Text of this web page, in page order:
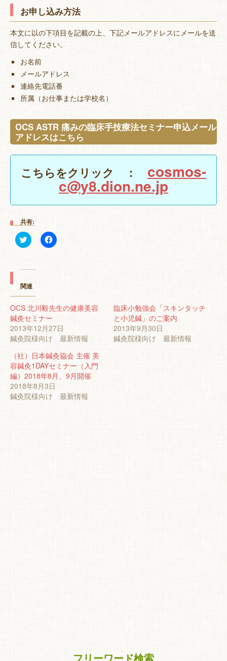
お申し込み方法
本文に以の下項目を記載の上、下記メールアドレスにメールを送
信してください。
お名前
メールアドレス
連絡先電話番
所属（お仕事または学校名）
OCS ASTR 痛みの臨床手技療法セミナー申込メール
アドレスはこちら
こちらをクリック ： cosmos-
c@y8.dion.ne.jp
共有:
ク
リ
て
で
共
有
(新
し
い
ウ
ィ
ン
ド
で
開
き
ま
す)
Facebook
で
ッ
ク
て
く
い
(新
し
い
ウ
ィ
ン
関連
OCS 北川毅先生の健康美容
鍼灸セミナー
2013年12月27日
鍼灸院様向け 最新情報
臨床小勉強会「スキンタッチ
と小児鍼」のご案内
2013年9月30日
鍼灸院様向け 最新情報
（社）日本鍼灸協会 主催 美
容鍼灸1DAYセミナー（入門
編）2018年8月、9月開催
2018年8月3日
鍼灸院様向け 最新情報
フリーワード検索